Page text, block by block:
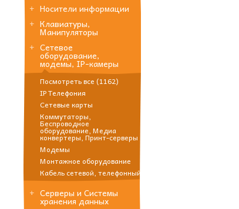
Носители информации
Клавиатуры,
Манипуляторы
Сетевое
оборудование,
модемы, IP-камеры
Посмотреть все (1162)
IP Телефония
Сетевые карты
Коммутаторы,
Беспроводное
оборудование, Медиа
конвертеры, Принт-серверы
Модемы
Монтажное оборудование
Кабель сетевой, телефонный
Серверы и Системы
хранения данных